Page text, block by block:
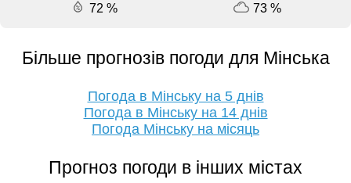
72 % 73 %
Більше прогнозів погоди для Мінська
Погода в Мінську на 5 днів
Погода в Мінську на 14 днів
Погода Мінську на місяць
Прогноз погоди в інших містах